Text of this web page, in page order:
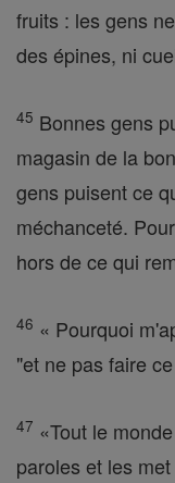
fruits : les gens
des épines, ni
45 Bonnes gens
magasin de la
gens puisent ce
méchanceté.
hors de ce qui
46 « Pourquoi
"et ne pas faire
47 «Tout le
paroles et les